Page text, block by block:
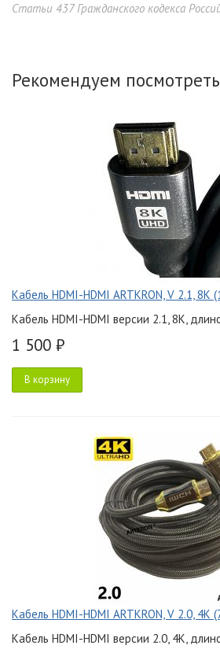
Статьи 437 Гражданского кодекса
Рекомендуем посмотреть
Кабель HDMI-HDMI ARTKRON, V 2.1, 8K
Кабель HDMI-HDMI версии 2.1, 8K,
1 500 ₽
В корзину
Кабель HDMI-HDMI ARTKRON, V 2.0, 4K
Кабель HDMI-HDMI версии 2.0, 4K,